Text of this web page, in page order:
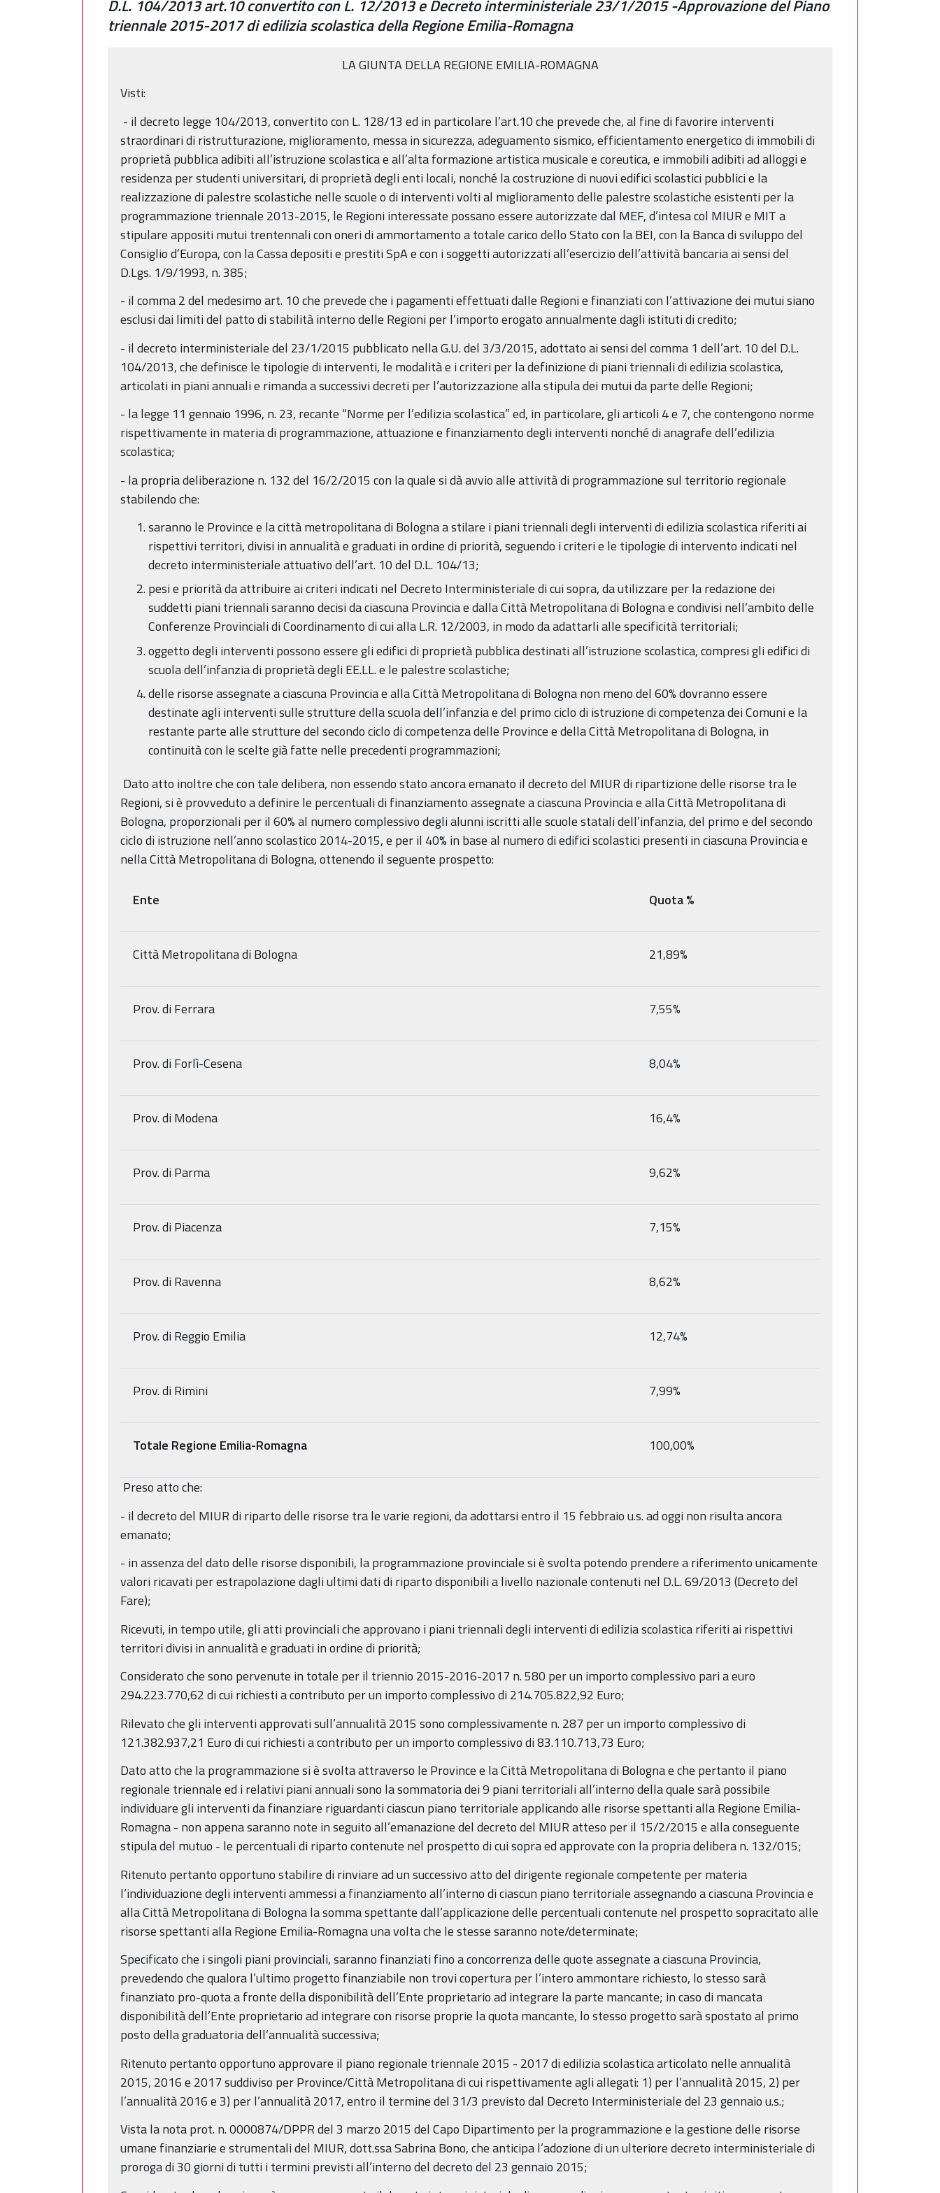
D.L. 104/2013 art.10 convertito con L. 12/2013 e Decreto interministeriale 23/1/2015 -Approvazione del Piano
triennale 2015-2017 di edilizia scolastica della Regione Emilia-Romagna
LA GIUNTA DELLA REGIONE EMILIA-ROMAGNA
Visti:
- il decreto legge 104/2013, convertito con L. 128/13 ed in particolare l’art.10 che prevede che, al fine di favorire interventi
straordinari di ristrutturazione, miglioramento, messa in sicurezza, adeguamento sismico, efficientamento energetico di immobili di
proprietà pubblica adibiti all’istruzione scolastica e all’alta formazione artistica musicale e coreutica, e immobili adibiti ad alloggi e
residenza per studenti universitari, di proprietà degli enti locali, nonché la costruzione di nuovi edifici scolastici pubblici e la
realizzazione di palestre scolastiche nelle scuole o di interventi volti al miglioramento delle palestre scolastiche esistenti per la
programmazione triennale 2013-2015, le Regioni interessate possano essere autorizzate dal MEF, d’intesa col MIUR e MIT a
stipulare appositi mutui trentennali con oneri di ammortamento a totale carico dello Stato con la BEI, con la Banca di sviluppo del
Consiglio d’Europa, con la Cassa depositi e prestiti SpA e con i soggetti autorizzati all’esercizio dell’attività bancaria ai sensi del
D.Lgs. 1/9/1993, n. 385;
- il comma 2 del medesimo art. 10 che prevede che i pagamenti effettuati dalle Regioni e finanziati con l’attivazione dei mutui siano
esclusi dai limiti del patto di stabilità interno delle Regioni per l’importo erogato annualmente dagli istituti di credito;
- il decreto interministeriale del 23/1/2015 pubblicato nella G.U. del 3/3/2015, adottato ai sensi del comma 1 dell’art. 10 del D.L.
104/2013, che definisce le tipologie di interventi, le modalità e i criteri per la definizione di piani triennali di edilizia scolastica,
articolati in piani annuali e rimanda a successivi decreti per l’autorizzazione alla stipula dei mutui da parte delle Regioni;
- la legge 11 gennaio 1996, n. 23, recante “Norme per l’edilizia scolastica” ed, in particolare, gli articoli 4 e 7, che contengono norme
rispettivamente in materia di programmazione, attuazione e finanziamento degli interventi nonché di anagrafe dell’edilizia
scolastica;
- la propria deliberazione n. 132 del 16/2/2015 con la quale si dà avvio alle attività di programmazione sul territorio regionale
stabilendo che:
saranno le Province e la città metropolitana di Bologna a stilare i piani triennali degli interventi di edilizia scolastica riferiti ai
rispettivi territori, divisi in annualità e graduati in ordine di priorità, seguendo i criteri e le tipologie di intervento indicati nel
decreto interministeriale attuativo dell’art. 10 del D.L. 104/13;
pesi e priorità da attribuire ai criteri indicati nel Decreto Interministeriale di cui sopra, da utilizzare per la redazione dei
suddetti piani triennali saranno decisi da ciascuna Provincia e dalla Città Metropolitana di Bologna e condivisi nell’ambito delle
Conferenze Provinciali di Coordinamento di cui alla L.R. 12/2003, in modo da adattarli alle specificità territoriali;
oggetto degli interventi possono essere gli edifici di proprietà pubblica destinati all’istruzione scolastica, compresi gli edifici di
scuola dell’infanzia di proprietà degli EE.LL. e le palestre scolastiche;
delle risorse assegnate a ciascuna Provincia e alla Città Metropolitana di Bologna non meno del 60% dovranno essere
destinate agli interventi sulle strutture della scuola dell’infanzia e del primo ciclo di istruzione di competenza dei Comuni e la
restante parte alle strutture del secondo ciclo di competenza delle Province e della Città Metropolitana di Bologna, in
continuità con le scelte già fatte nelle precedenti programmazioni;
Dato atto inoltre che con tale delibera, non essendo stato ancora emanato il decreto del MIUR di ripartizione delle risorse tra le
Regioni, si è provveduto a definire le percentuali di finanziamento assegnate a ciascuna Provincia e alla Città Metropolitana di
Bologna, proporzionali per il 60% al numero complessivo degli alunni iscritti alle scuole statali dell’infanzia, del primo e del secondo
ciclo di istruzione nell’anno scolastico 2014-2015, e per il 40% in base al numero di edifici scolastici presenti in ciascuna Provincia e
nella Città Metropolitana di Bologna, ottenendo il seguente prospetto:
Ente Quota %
Città Metropolitana di Bologna 21,89%
Prov. di Ferrara 7,55%
Prov. di Forlì-Cesena 8,04%
Prov. di Modena 16,4%
Prov. di Parma 9,62%
Prov. di Piacenza 7,15%
Prov. di Ravenna 8,62%
Prov. di Reggio Emilia 12,74%
Prov. di Rimini 7,99%
Totale Regione Emilia-Romagna 100,00%
Preso atto che:
- il decreto del MIUR di riparto delle risorse tra le varie regioni, da adottarsi entro il 15 febbraio u.s. ad oggi non risulta ancora
emanato;
- in assenza del dato delle risorse disponibili, la programmazione provinciale si è svolta potendo prendere a riferimento unicamente
valori ricavati per estrapolazione dagli ultimi dati di riparto disponibili a livello nazionale contenuti nel D.L. 69/2013 (Decreto del
Fare);
Ricevuti, in tempo utile, gli atti provinciali che approvano i piani triennali degli interventi di edilizia scolastica riferiti ai rispettivi
territori divisi in annualità e graduati in ordine di priorità;
Considerato che sono pervenute in totale per il triennio 2015-2016-2017 n. 580 per un importo complessivo pari a euro
294.223.770,62 di cui richiesti a contributo per un importo complessivo di 214.705.822,92 Euro;
Rilevato che gli interventi approvati sull’annualità 2015 sono complessivamente n. 287 per un importo complessivo di
121.382.937,21 Euro di cui richiesti a contributo per un importo complessivo di 83.110.713,73 Euro;
Dato atto che la programmazione si è svolta attraverso le Province e la Città Metropolitana di Bologna e che pertanto il piano
regionale triennale ed i relativi piani annuali sono la sommatoria dei 9 piani territoriali all’interno della quale sarà possibile
individuare gli interventi da finanziare riguardanti ciascun piano territoriale applicando alle risorse spettanti alla Regione Emilia-
Romagna - non appena saranno note in seguito all’emanazione del decreto del MIUR atteso per il 15/2/2015 e alla conseguente
stipula del mutuo - le percentuali di riparto contenute nel prospetto di cui sopra ed approvate con la propria delibera n. 132/015;
Ritenuto pertanto opportuno stabilire di rinviare ad un successivo atto del dirigente regionale competente per materia
l’individuazione degli interventi ammessi a finanziamento all’interno di ciascun piano territoriale assegnando a ciascuna Provincia e
alla Città Metropolitana di Bologna la somma spettante dall’applicazione delle percentuali contenute nel prospetto sopracitato alle
risorse spettanti alla Regione Emilia-Romagna una volta che le stesse saranno note/determinate;
Specificato che i singoli piani provinciali, saranno finanziati fino a concorrenza delle quote assegnate a ciascuna Provincia,
prevedendo che qualora l’ultimo progetto finanziabile non trovi copertura per l’intero ammontare richiesto, lo stesso sarà
finanziato pro-quota a fronte della disponibilità dell’Ente proprietario ad integrare la parte mancante; in caso di mancata
disponibilità dell’Ente proprietario ad integrare con risorse proprie la quota mancante, lo stesso progetto sarà spostato al primo
posto della graduatoria dell’annualità successiva;
Ritenuto pertanto opportuno approvare il piano regionale triennale 2015 - 2017 di edilizia scolastica articolato nelle annualità
2015, 2016 e 2017 suddiviso per Province/Città Metropolitana di cui rispettivamente agli allegati: 1) per l’annualità 2015, 2) per
l’annualità 2016 e 3) per l’annualità 2017, entro il termine del 31/3 previsto dal Decreto Interministeriale del 23 gennaio u.s.;
Vista la nota prot. n. 0000874/DPPR del 3 marzo 2015 del Capo Dipartimento per la programmazione e la gestione delle risorse
umane finanziarie e strumentali del MIUR, dott.ssa Sabrina Bono, che anticipa l’adozione di un ulteriore decreto interministeriale di
proroga di 30 giorni di tutti i termini previsti all’interno del decreto del 23 gennaio 2015;